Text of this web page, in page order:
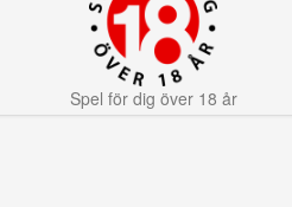
Spel för dig över 18 år